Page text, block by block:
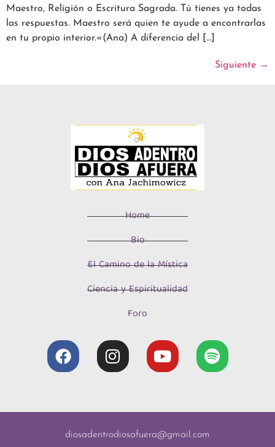
Maestro, Religión o Escritura Sagrada. Tú tienes ya todas
las respuestas. Maestro será quien te ayude a encontrarlas
en tu propio interior.«(Ana) A diferencia del […]
Siguiente →
Home
Bio
El Camino de la Mística
Ciencia y Espiritualidad
Foro
diosadentrodiosafuera@gmail.com